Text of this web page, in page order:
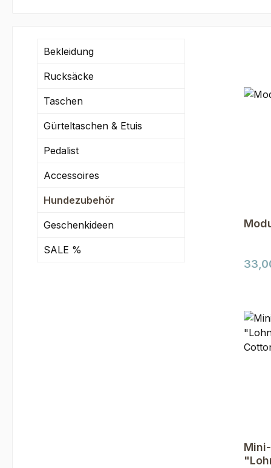
Bekleidung
Rucksäcke
Taschen
Gürteltaschen & Etuis
Pedalist
Accessoires
Hundezubehör
Geschenkideen
SALE %